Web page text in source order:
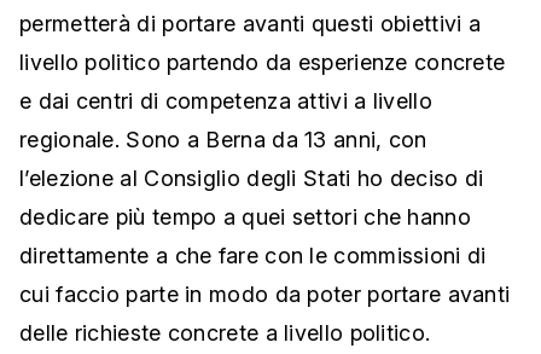
permetterà di portare avanti questi obiettivi a
livello politico partendo da esperienze concrete
e dai centri di competenza attivi a livello
regionale. Sono a Berna da 13 anni, con
l’elezione al Consiglio degli Stati ho deciso di
dedicare più tempo a quei settori che hanno
direttamente a che fare con le commissioni di
cui faccio parte in modo da poter portare avanti
delle richieste concrete a livello politico.